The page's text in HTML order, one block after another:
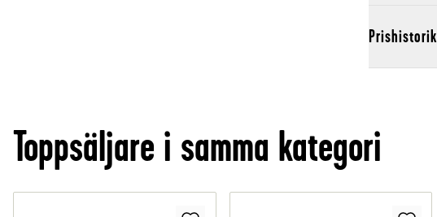
Prishistorik
Toppsäljare i samma kategori